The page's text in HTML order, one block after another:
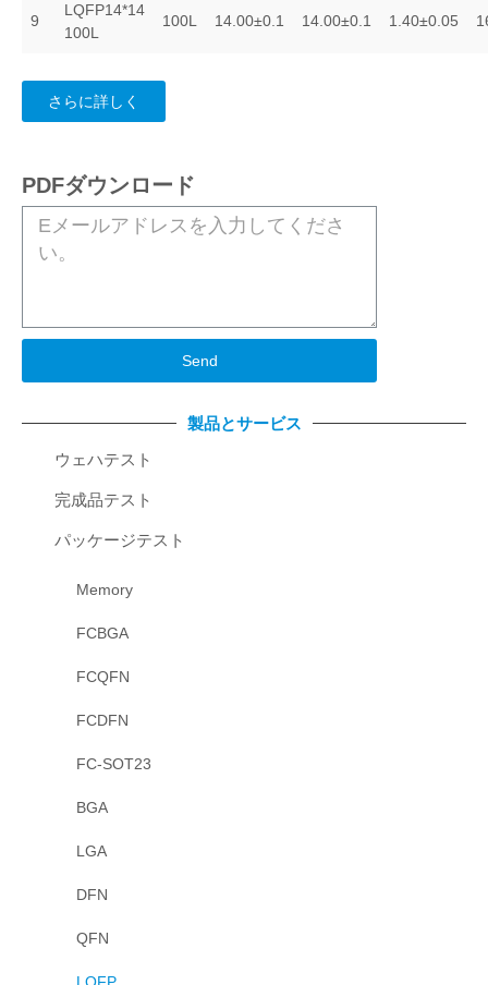
製品とサービス
ウェハテスト
完成品テスト
パッケージテスト
Memory
FCBGA
FCQFN
FCDFN
FC-SOT23
BGA
LGA
DFN
QFN
LQFP
9
LQFP14*14
100L
100L 14.00±0.1 14.00±0.1 1.40±0.05
さらに詳しく
PDFダウンロード
Send